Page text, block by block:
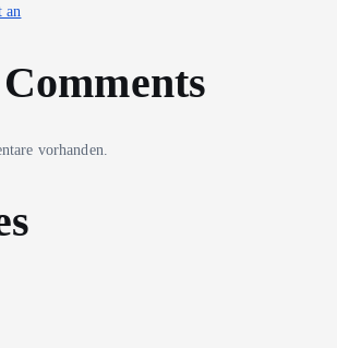
an
vorhanden.